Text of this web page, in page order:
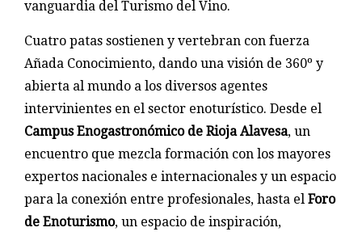
vanguardia del Turismo del Vino.
Cuatro patas sostienen y vertebran con fuerza
Añada Conocimiento, dando una visión de 360º y
abierta al mundo a los diversos agentes
intervinientes en el sector enoturístico. Desde el
Campus Enogastronómico de Rioja Alavesa, un
encuentro que mezcla formación con los mayores
expertos nacionales e internacionales y un espacio
para la conexión entre profesionales, hasta el Foro
de Enoturismo, un espacio de inspiración,